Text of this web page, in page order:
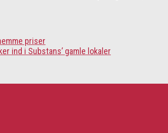
priser
ind i Substans’ gamle lokaler